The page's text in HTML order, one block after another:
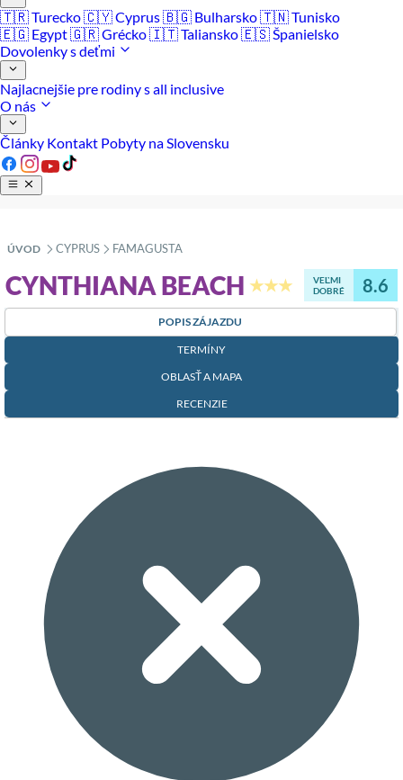
🇹🇷 Turecko🇨🇾 Cyprus🇧🇬 Bulharsko🇹🇳 Tunisko
🇪🇬 Egypt🇬🇷 Grécko🇮🇹 Taliansko🇪🇸 Španielsko
Dovolenky s deťmi
Najlacnejšie pre rodiny s all inclusive
O nás
Články Kontakt Pobyty na Slovensku
ÚVOD »
CYPRUS »
FAMAGUSTA
CYNTHIANA BEACH ★★★
VEĽMI
DOBRÉ
8.6
POPIS ZÁJAZDU
TERMÍNY
OBLASŤ A MAPA
RECENZIE